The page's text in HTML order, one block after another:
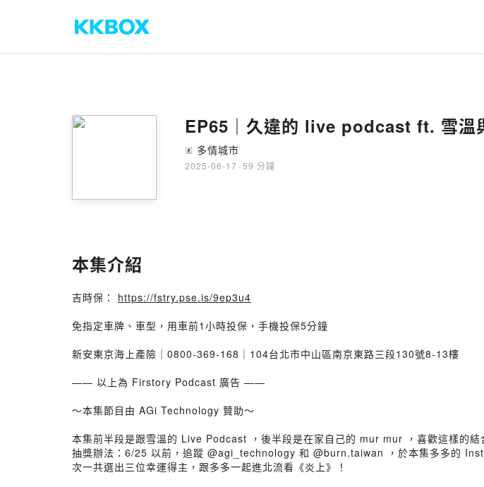
EP65｜久違的 live podcast ft. 雪溫
🄴 多情城市
2025-06-17 · 59 分鐘
本集介紹
吉時保： https://fstry.pse.is/9ep3u4
免指定車牌、車型，用車前1小時投保，手機投保5分鐘
新安東京海上產險｜0800-369-168｜104台北市中山區南京東路三段130號8-13樓
—— 以上為 Firstory Podcast 廣告 ——
～本集節目由 AGi Technology 贊助～
本集前半段是跟雪溫的 Live Podcast ，後半段是在家自己的 mur mur ，喜歡這樣的結
抽獎辦法：6/25 以前，追蹤 @agi_technology 和 @burn.taiwan ，於本集多多的
次一共選出三位幸運得主，跟多多一起進北流看《炎上》！